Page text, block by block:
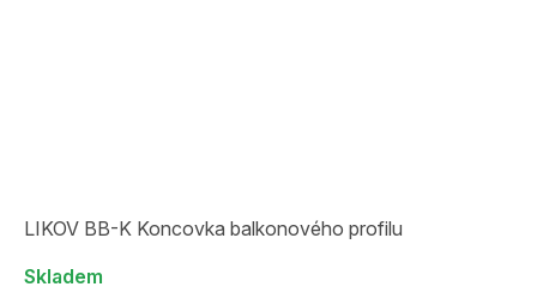
LIKOV BB-K Koncovka balkonového profilu
Skladem